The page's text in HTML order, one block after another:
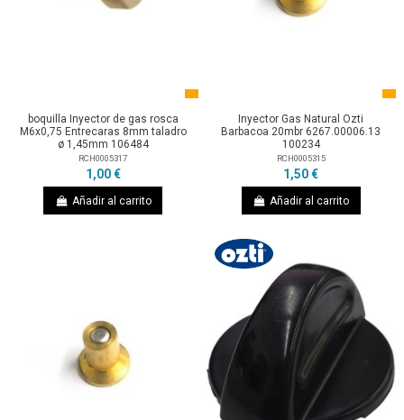
boquilla Inyector de gas rosca
M6x0,75 Entrecaras 8mm taladro
ø 1,45mm 106484
RCH0005317
1,00 €
Añadir al carrito
Inyector Gas Natural Ozti
Barbacoa 20mbr 6267.00006.13
100234
RCH0005315
1,50 €
Añadir al carrito